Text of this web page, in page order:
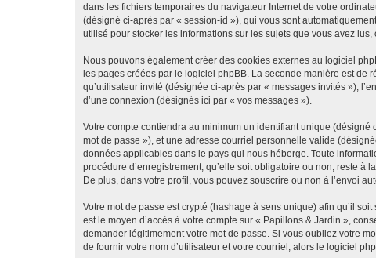
dans les fichiers temporaires du navigateur Internet de votre
(désigné ci-après par « session-id »), qui vous sont
utilisé pour stocker les informations sur les sujets que vous avez
Nous pouvons également créer des cookies externes au logiciel
les pages créées par le logiciel phpBB. La seconde manière est de
qu’utilisateur invité (désignée ci-après par « messages invités »),
d’une connexion (désignés ici par « vos messages »).
Votre compte contiendra au minimum un identifiant unique
mot de passe »), et une adresse courriel personnelle valide
données applicables dans le pays qui nous héberge. Toute
procédure d’enregistrement, qu’elle soit obligatoire ou non, reste
De plus, dans votre profil, vous pouvez souscrire ou non à l’envoi
Votre mot de passe est crypté (hashage à sens unique) afin qu’il
est le moyen d’accès à votre compte sur « Papillons & Jardin »,
demander légitimement votre mot de passe. Si vous oubliez votre
de fournir votre nom d’utilisateur et votre courriel, alors le logiciel